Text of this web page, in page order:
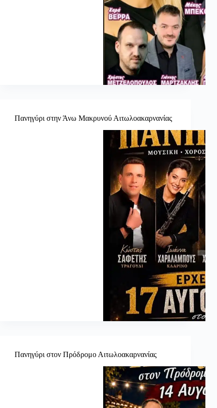
Πανηγύρι στην Άνω Μακρυνού Αιτωλοακαρνανίας
Πανηγύρι στον Πρόδρομο Αιτωλοακαρνανίας